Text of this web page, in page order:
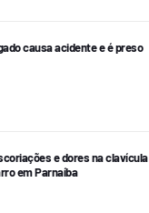
causa acidente e é preso
e dores na clavícula
em Parnaíba